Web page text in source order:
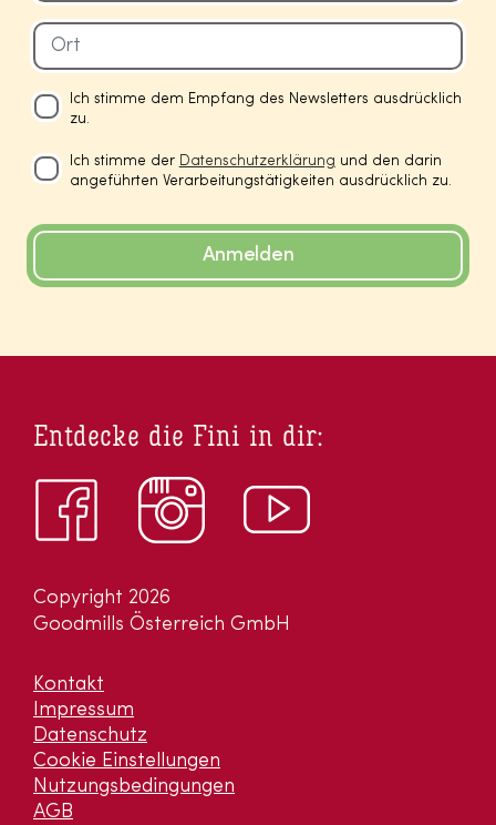
Ich stimme dem Empfang des Newsletters ausdrücklich
zu.
Ich stimme der Datenschutzerklärung und den darin
angeführten Verarbeitungstätigkeiten ausdrücklich zu.
Anmelden
Copyright 2026
Goodmills Österreich GmbH
Kontakt
Impressum
Datenschutz
Cookie Einstellungen
Nutzungsbedingungen
AGB
Entdecke die Fini in dir: